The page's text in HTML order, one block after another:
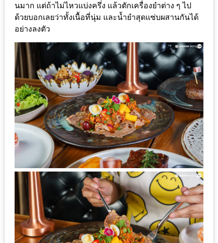
เด็ด
แม่
ที่รัก
2560
สบาย
ใจ๋…
สไตล์
นิมมาน
(ดี
คอน
เชียงใหม่
ส่วนลด
นมาก แต่ถ้าไม่ไหวแบ่งครึ่ง แล้วตักเครื่องยำต่าง ๆ ไป
ด้วยบอกเลยว่าทั้งเนื้อที่นุ่ม และน้ำยำสุดแซ่บผสานกันได้
อย่างลงตัว